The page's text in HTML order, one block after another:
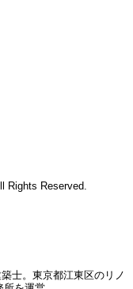
Rights Reserved.
士。東京都江東区のリノ